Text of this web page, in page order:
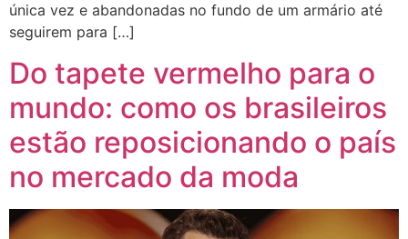
única vez e abandonadas no fundo de um armário até
seguirem para […]
Do tapete vermelho para o
mundo: como os brasileiros
estão reposicionando o país
no mercado da moda